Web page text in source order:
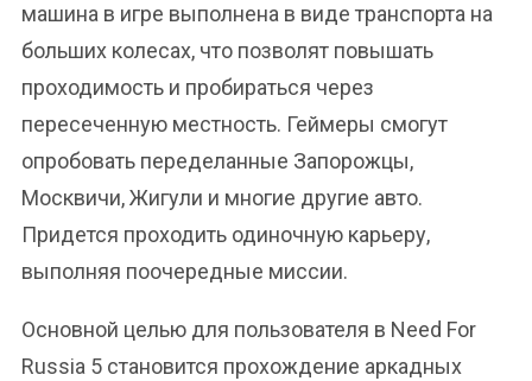
машина в игре выполнена в виде транспорта на
больших колесах, что позволят повышать
проходимость и пробираться через
пересеченную местность. Геймеры смогут
опробовать переделанные Запорожцы,
Москвичи, Жигули и многие другие авто.
Придется проходить одиночную карьеру,
выполняя поочередные миссии.
Основной целью для пользователя в Need For
Russia 5 становится прохождение аркадных